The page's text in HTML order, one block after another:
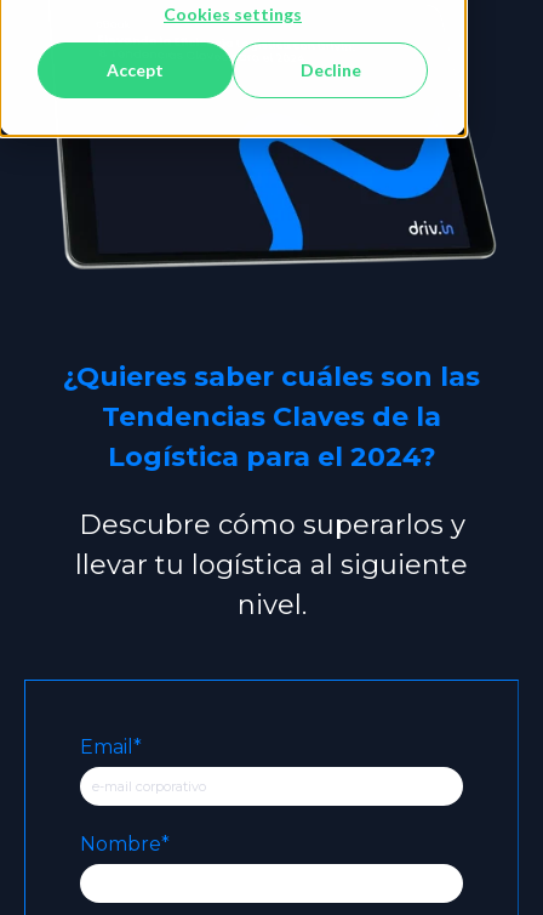
Cookies settings
Accept Decline
¿Quieres saber cuáles son las
Tendencias Claves de la
Logística para el 2024?
Descubre cómo superarlos y
llevar tu logística al siguiente
nivel.
Email*
Nombre*